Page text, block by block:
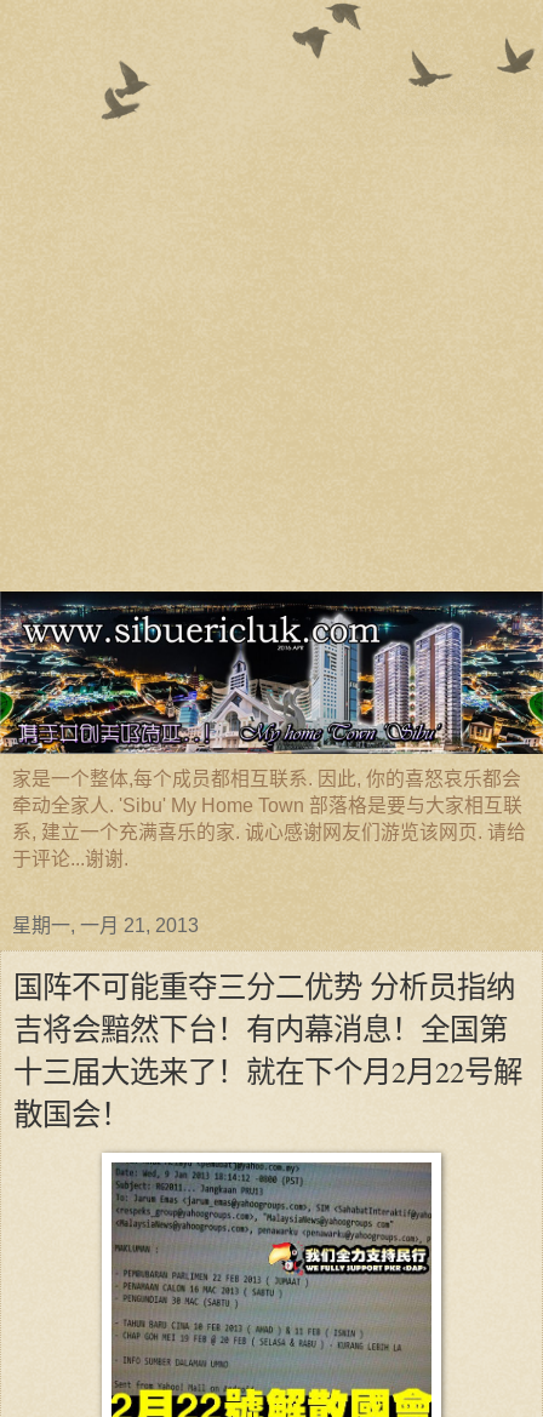
家是一个整体,每个成员都相互联系. 因此, 你的喜怒哀乐都会
牵动全家人. 'Sibu' My Home Town 部落格是要与大家相互联
系, 建立一个充满喜乐的家. 诚心感谢网友们游览该网页. 请给
于评论...谢谢.
星期一, 一月 21, 2013
国阵不可能重夺三分二优势 分析员指纳
吉将会黯然下台！有内幕消息！全国第
十三届大选来了！就在下个月2月22号解
散国会！